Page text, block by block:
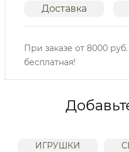
Доставка
При заказе от 8000
бесплатная!
ИГРУШКИ